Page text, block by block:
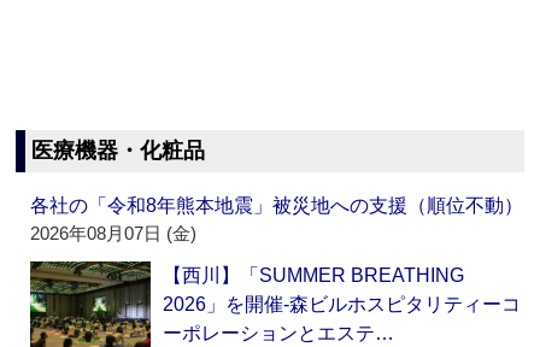
医療機器・化粧品
各社の「令和8年熊本地震」被災地への支援（順位不動）
2026年08月07日 (金)
【西川】「SUMMER BREATHING
2026」を開催‐森ビルホスピタリティーコ
ーポレーションとエステ…